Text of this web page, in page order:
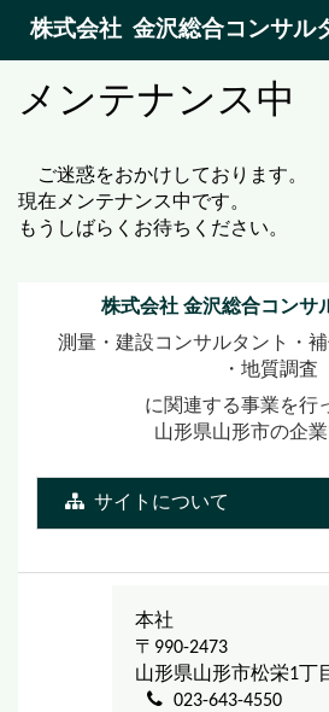
株式会社 金沢総合コンサル
メンテナンス中
ご迷惑をおかけしております。
現在メンテナンス中です。
もうしばらくお待ちください。
株式会社 金沢総合コンサ
測量 ・建設コンサルタント
・
・地質調査
に関連する事業を行
山形県山形市の企業
サイトについて
本社
〒990-2473
山形県山形市松栄1丁
023-643-4550